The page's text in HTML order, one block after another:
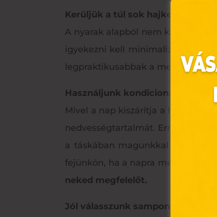
Kerüljük a túl sok hajkezelést
A nyarak alapból nem kímélik a
igyekezni kell minimalizálni a
legpraktikusabbak a melegben.
Használjunk kondicionálót
Mivel a nap kiszárítja a hajat,
nedvességtartalmát. Erre remek
a táskában magunkkal vihetünk,
fejünkön, ha a napra megyünk.
neked megfelelőt.
Jól válasszunk sampont